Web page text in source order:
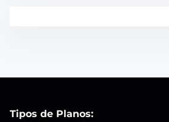
Tipos de Planos: